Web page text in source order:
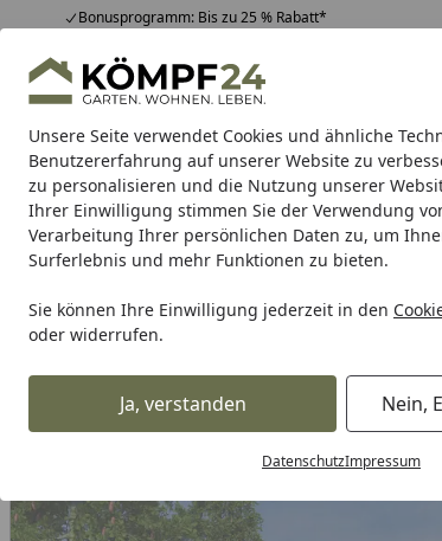
Unsere Seite verwendet Cookies und ähnliche
Benutzererfahrung auf unserer Website zu
zu personalisieren und die Nutzung unserer
Ihrer Einwilligung stimmen Sie der Verwendung
Verarbeitung Ihrer persönlichen Daten zu, um
Surferlebnis und mehr Funktionen zu bieten.
Sie können Ihre Einwilligung jederzeit in den
oder widerrufen.
Ja, verstanden Nein,
DatenschutzImpressum
Bonusprogramm: Bis zu 25 % Rabatt*
Hotline07051 / 9 22 22
Mo-Fr. 8-16 Uhr 25.957 Bewertungen
Alle Produkte
Alle ProdukteHighlights Tipps & Tricks
Garten Gartenhaus Gerätehaus
Karibu Pools
Dein Traumpool im
Alles für den Garten Pavillons &